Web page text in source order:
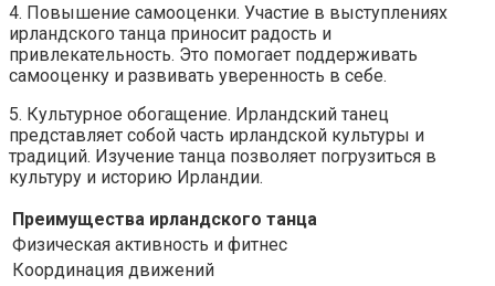
4. Повышение самооценки. Участие в выступлениях
ирландского танца приносит радость и
привлекательность. Это помогает поддерживать
самооценку и развивать уверенность в себе.
5. Культурное обогащение. Ирландский танец
представляет собой часть ирландской культуры и
традиций. Изучение танца позволяет погрузиться в
культуру и историю Ирландии.
Преимущества ирландского танца
Физическая активность и фитнес
Координация движений